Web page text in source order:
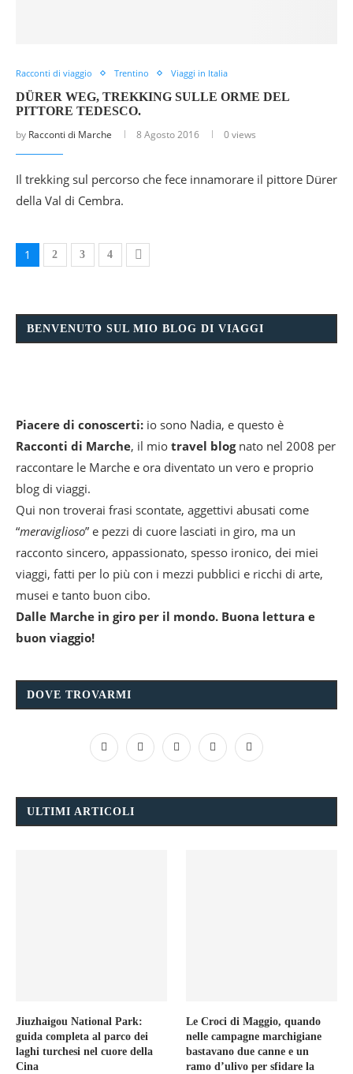
Racconti di viaggio Trentino Viaggi in Italia
DÜRER WEG, TREKKING SULLE ORME DEL
PITTORE TEDESCO.
by Racconti di Marche 8 Agosto 2016 0 views
Il trekking sul percorso che fece innamorare il pittore Dürer
della Val di Cembra.
1 2 3 4
BENVENUTO SUL MIO BLOG DI VIAGGI
Piacere di conoscerti: io sono Nadia, e questo è
Racconti di Marche, il mio travel blognato nel 2008 per
raccontare le Marche e ora diventato un vero e proprio
blog di viaggi.
Qui non troverai frasi scontate, aggettivi abusati come
“meraviglioso” e pezzi di cuore lasciati in giro, ma un
racconto sincero, appassionato, spesso ironico, dei miei
viaggi, fatti per lo più con i mezzi pubblici e ricchi di arte,
musei e tanto buon cibo.
Dalle Marche in giro per il mondo. Buona lettura e
buon viaggio!
DOVE TROVARMI
ULTIMI ARTICOLI
Jiuzhaigou National Park:
guida completa al parco dei
laghi turchesi nel cuore della
Cina
Le Croci di Maggio, quando
nelle campagne marchigiane
bastavano due canne e un
ramo d’ulivo per sfidare la